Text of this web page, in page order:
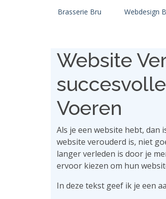
Brasserie Bru Webdesign
Website
Voeren
Als je een website hebt, dan
website verouderd is, niet
langer verleden is door je
ervoor kiezen om hun
In deze tekst geef ik je een